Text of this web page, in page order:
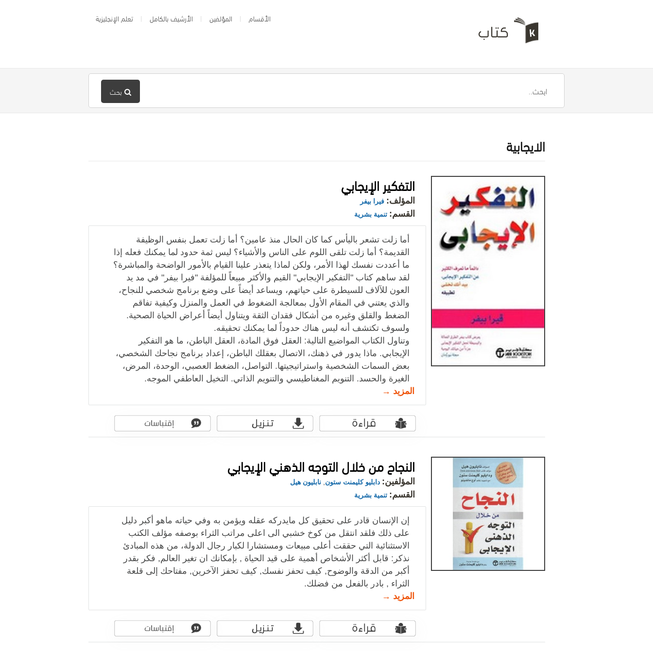
الأقسام المؤلفين الأرشيف بالكامل تعلم الإنجليزية
بحث
الايجابية
التفكير الإيجابي
المؤلف: فيرا بيفر
القسم: تنمية بشرية
أما زلت تشعر باليأس كما كان الحال منذ عامين؟ أما زلت تعمل بنفس الوظيفة
القديمة؟ أما زلت تلقى اللوم على الناس والأشياء؟ ليس ثمة حدود لما يمكنك فعله إذا
ما أعددت نفسك لهذا الأمر، ولكن لماذا يتعذر علينا القيام بالأمور الواضحة والمباشرة؟
لقد ساهم كتاب "التفكير الإيجابي" القيم والأكثر مبيعاً للمؤلفة "فيرا بيفر" في مد يد
العون للآلاف للسيطرة على حياتهم، ويساعد أيضاً على وضع برنامج شخصي للنجاح،
والذي يعتني في المقام الأول بمعالجة الضغوط في العمل والمنزل وكيفية تفاقم
الضغط والقلق وغيره من أشكال فقدان الثقة ويتناول أيضاً أعراض الحياة الصحية.
ولسوف تكتشف أنه ليس هناك حدوداً لما يمكنك تحقيقه.
وتناول الكتاب المواضيع التالية: العقل فوق المادة، العقل الباطن، ما هو التفكير
الإيجابي. ماذا يدور في ذهنك، الاتصال بعقلك الباطن، إعداد برنامج نجاحك الشخصي،
بعض السمات الشخصية واستراتيجيتها. التواصل، الضغط العصبي، الوحدة، المرض،
الغيرة والحسد. التنويم المغناطيسي والتنويم الذاتي. التخيل العاطفي الموجه.
المزيد →
النجاح من خلال التوجه الذهني الإيجابي
المؤلفين: دابليو كليمنت ستون نابليون هيل
القسم: تنمية بشرية
إن الإنسان قادر على تحقيق كل مايدركه عقله ويؤمن به وفي حياته ماهو أكبر دليل
على ذلك فلقد انتقل من كوخ خشبي الى اعلى مراتب الثراء بوصفه مؤلف الكتب
الاستثنائية التي حققت أعلى مبيعات ومستشارا لكبار رجال الدولة، من هذه المبادئ
نذكر: قابل أكثر الأشخاص أهمية على قيد الحياة , بإمكانك ان تغير العالم, فكر بقدر
أكبر من الدقة والوضوح, كيف تحفز نفسك, كيف تحفز الآخرين, مفتاحك إلى قلعة
الثراء , بادر بالفعل من فضلك.
المزيد →